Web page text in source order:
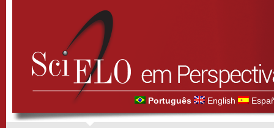
Português English